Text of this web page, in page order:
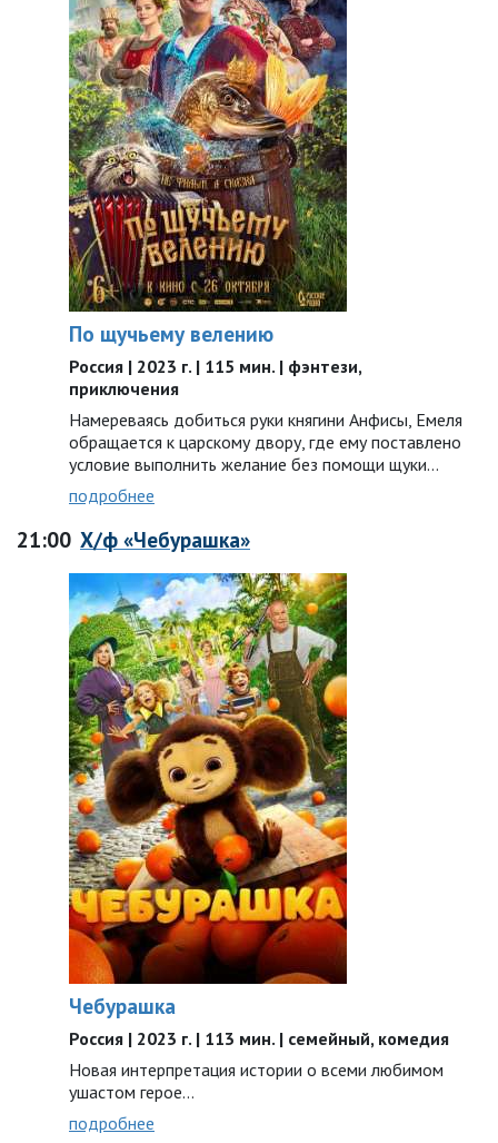
По щучьему велению
Россия | 2023 г. | 115 мин. | фэнтези,
приключения
Намереваясь добиться руки княгини Анфисы, Емеля
обращается к царскому двору, где ему поставлено
условие выполнить желание без помощи щуки…
подробнее
21:00 Х/ф «Чебурашка»
Чебурашка
Россия | 2023 г. | 113 мин. | семейный, комедия
Новая интерпретация истории о всеми любимом
ушастом герое…
подробнее